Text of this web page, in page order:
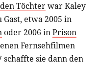
Töchterwar Kaley
etwa 2005 in
oder 2006 inPrison
Fernsehfilmen
schaffte sie dann den